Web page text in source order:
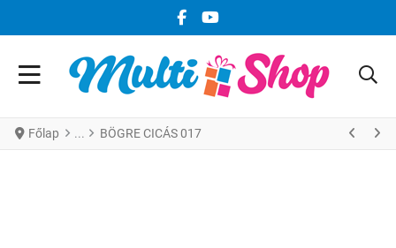
FACEBOOK KÖZÖSSÉGI LINK
YOUTUBE KÖZÖSSÉGI LINK
Főlap BÖGRE CICÁS 017